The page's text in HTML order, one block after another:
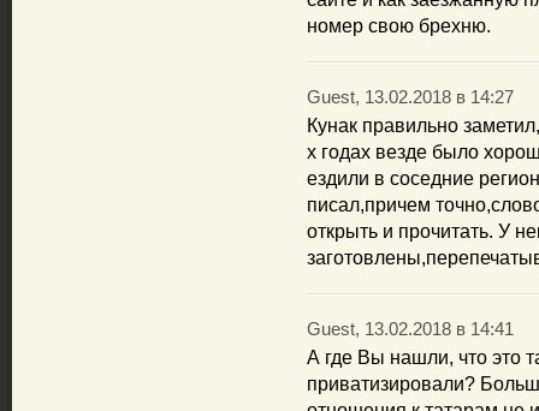
номер свою брехню.
Guest, 13.02.2018 в 14:27
Кунак правильно
х годах везде было
ездили в соседние
писал,причем
открыть и прочитать. У
Guest, 13.02.2018 в 14:41
А где Вы нашли, что это
приватизировали?